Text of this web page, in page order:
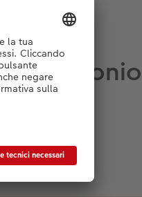
matrimonio
e veloce